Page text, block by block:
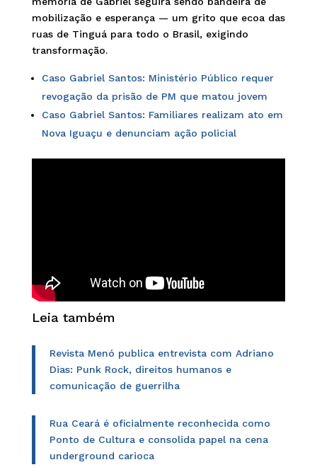
mobilização e esperança — um grito que ecoa das
ruas de Tinguá para todo o Brasil, exigindo
transformação.
Caso Gabriel Santos: Ministério Público requer
revogação da prisão de PM que matou jovem
Caso Gabriel Santos: Familiares realizam ato em
Nova Iguaçu e denunciam ação policial
Leia também
Revista Menó publica entrevista com Adriano
Dias: Punk Rock, direitos humanos e
comunicação de guerrilha
Rua Ceará é oficialmente reconhecida como
Ponto de Cultura e consolida papel na cena
underground carioca